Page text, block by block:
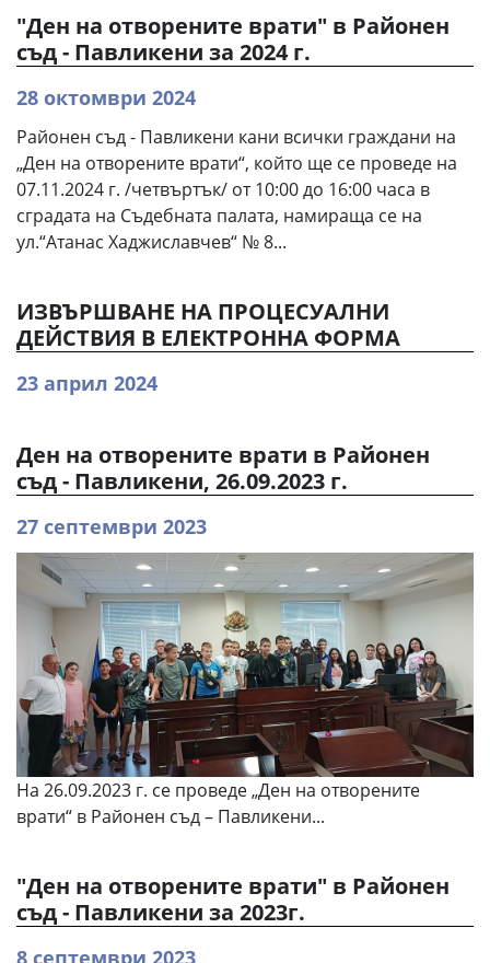
"Ден на отворените врати" в Районен
съд - Павликени за 2024 г.
28 октомври 2024
Районен съд - Павликени кани всички граждани на
„Ден на отворените врати“, който ще се проведе на
07.11.2024 г. /четвъртък/ от 10:00 до 16:00 часа в
сградата на Съдебната палата, намираща се на
ул.“Атанас Хаджиславчев“ № 8...
ИЗВЪРШВАНЕ НА ПРОЦЕСУАЛНИ
ДЕЙСТВИЯ В ЕЛЕКТРОННА ФОРМА
23 април 2024
Ден на отворените врати в Районен
съд - Павликени, 26.09.2023 г.
27 септември 2023
На 26.09.2023 г. се проведе „Ден на отворените
врати“ в Районен съд – Павликени...
"Ден на отворените врати" в Районен
съд - Павликени за 2023г.
8 септември 2023